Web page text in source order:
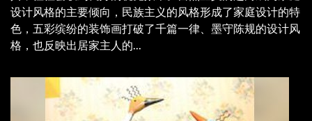
设计风格的主要倾向，民族主义的风格形成了家庭设计的特
色，五彩缤纷的装饰画打破了千篇一律、墨守陈规的设计风
格，也反映出居家主人的...